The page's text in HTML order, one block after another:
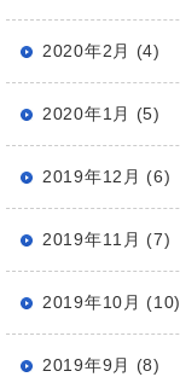
2020年2月 (4)
2020年1月 (5)
2019年12月 (6)
2019年11月 (7)
2019年10月 (10)
2019年9月 (8)